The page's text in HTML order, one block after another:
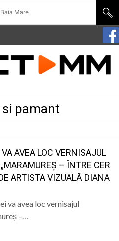
Baia Mare
si pamant
AVEA LOC VERNISAJUL
– ÎNTRE CER
ARTISTA VIZUALĂ DIANA
va avea loc vernisajul
–…